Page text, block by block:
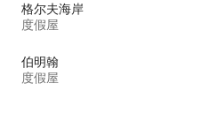
格尔夫海岸
度假屋
伯明翰
度假屋